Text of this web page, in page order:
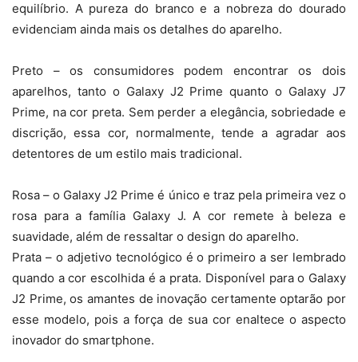
equilíbrio. A pureza do branco e a nobreza do dourado
evidenciam ainda mais os detalhes do aparelho.
Preto – os consumidores podem encontrar os dois
aparelhos, tanto o Galaxy J2 Prime quanto o Galaxy J7
Prime, na cor preta. Sem perder a elegância, sobriedade e
discrição, essa cor, normalmente, tende a agradar aos
detentores de um estilo mais tradicional.
Rosa – o Galaxy J2 Prime é único e traz pela primeira vez o
rosa para a família Galaxy J. A cor remete à beleza e
suavidade, além de ressaltar o design do aparelho.
Prata – o adjetivo tecnológico é o primeiro a ser lembrado
quando a cor escolhida é a prata. Disponível para o Galaxy
J2 Prime, os amantes de inovação certamente optarão por
esse modelo, pois a força de sua cor enaltece o aspecto
inovador do smartphone.